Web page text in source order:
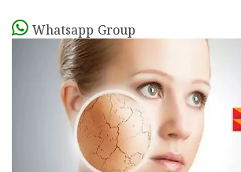
Whatsapp Group